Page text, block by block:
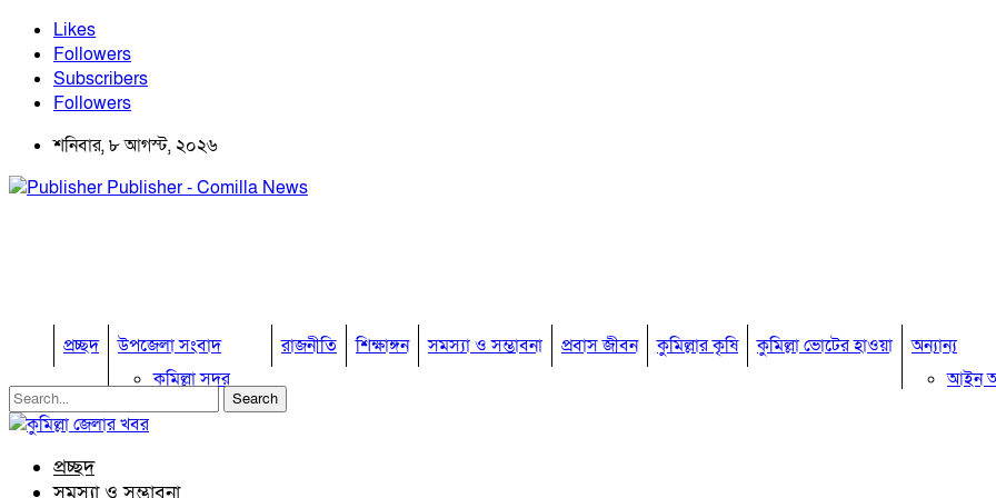
Likes
Followers
Subscribers
Followers
শনিবার, ৮ আগস্ট, ২০২৬
Publisher - Comilla News
প্রচ্ছদ
উপজেলা সংবাদ
কুমিল্লা সদর
কুমিল্লা সদর দক্ষিণ
রাজনীতি শিক্ষাঙ্গন সমস্যা ও সম্ভাবনা প্রবাস জীবন কুমিল্লার কৃষি কুমিল্লা ভোটের হাওয়া
অন্যান্য
আইন
প্রচ্ছদ